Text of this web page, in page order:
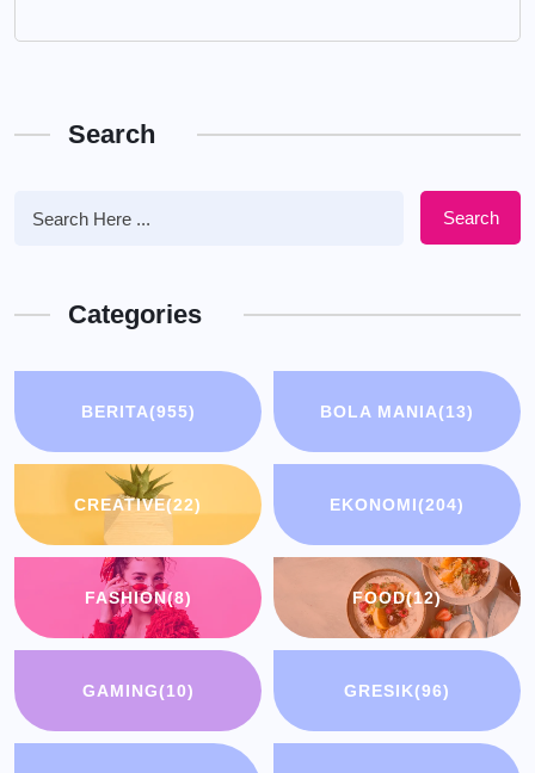
Search
Search
Categories
BERITA(955) BOLA MANIA(13)
CREATIVE(22) EKONOMI(204)
FASHION(8) FOOD(12)
GAMING(10) GRESIK(96)